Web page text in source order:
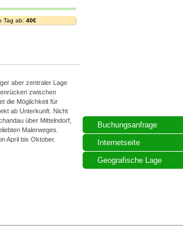
Buchungsanfrage
Internetseite
Geografische Lage
Tag ab: 40€
aber zentraler Lage
zwischen
die Möglichkeit für
ab Unterkunft. Nicht
über Mittelndorf,
Malerweges.
April bis Oktober.